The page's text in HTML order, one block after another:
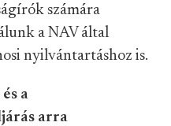
számára
a NAV által
nyilvántartáshoz is.
a
arra